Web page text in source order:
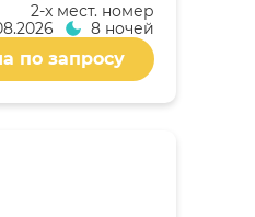
2-x мест. номер
8 ночей
по запросу